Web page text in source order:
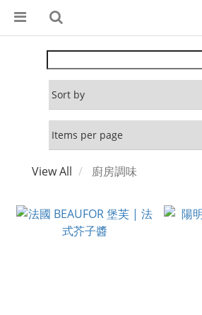
View All 廚房調味